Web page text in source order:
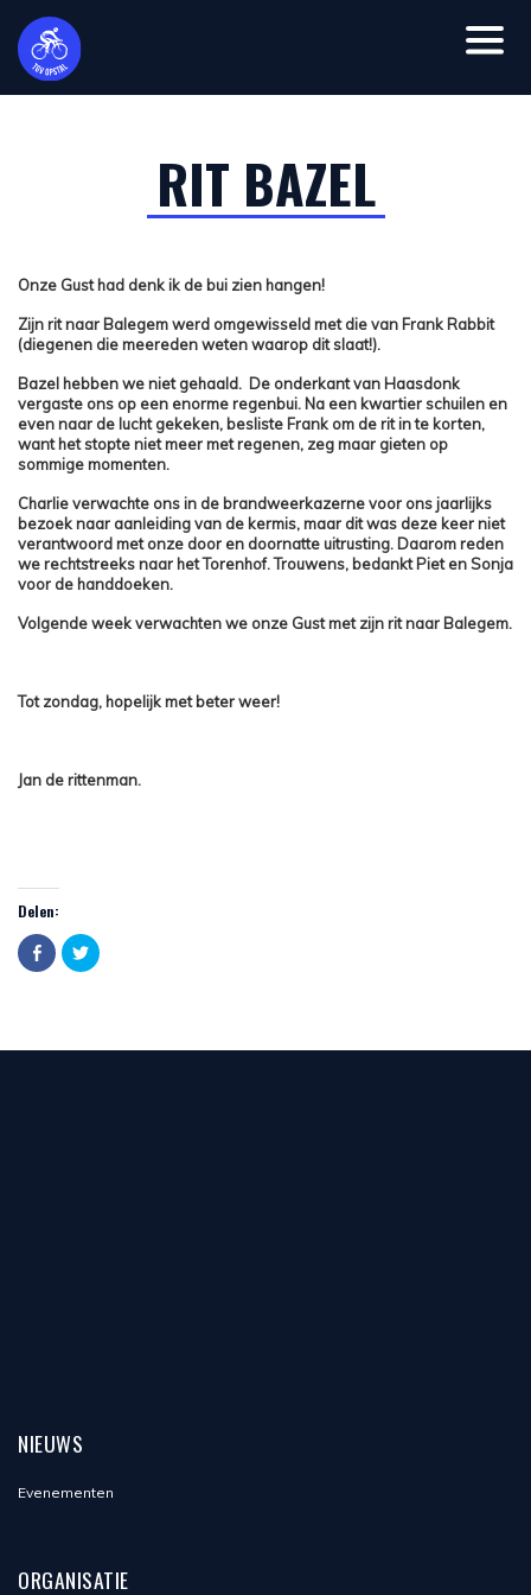
RIT BAZEL
Onze Gust had denk ik de bui zien hangen!
Zijn rit naar Balegem werd omgewisseld met die van Frank Rabbit
(diegenen die meereden weten waarop dit slaat!).
Bazel hebben we niet gehaald. De onderkant van Haasdonk
vergaste ons op een enorme regenbui. Na een kwartier schuilen en
even naar de lucht gekeken, besliste Frank om de rit in te korten,
want het stopte niet meer met regenen, zeg maar gieten op
sommige momenten.
Charlie verwachte ons in de brandweerkazerne voor ons jaarlijks
bezoek naar aanleiding van de kermis, maar dit was deze keer niet
verantwoord met onze door en doornatte uitrusting. Daarom reden
we rechtstreeks naar het Torenhof. Trouwens, bedankt Piet en Sonja
voor de handdoeken.
Volgende week verwachten we onze Gust met zijn rit naar Balegem.
Tot zondag, hopelijk met beter weer!
Jan de rittenman.
Delen:
Click
to
share
new
Click
to
new
NIEUWS
Evenementen
ORGANISATIE